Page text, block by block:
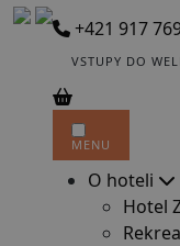
+421 917
VSTUPY DO
MENU
O hoteli
Hotel